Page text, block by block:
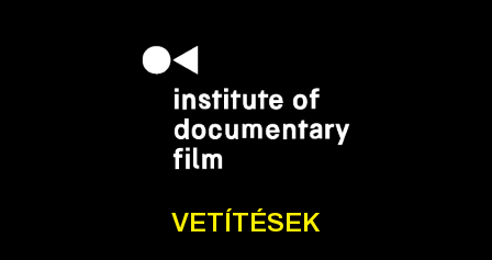
VETÍTÉSEK